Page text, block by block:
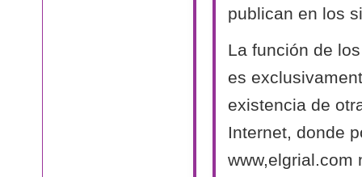
publican en los
La función de
es
existencia de
Internet, donde
www,elgrial.com